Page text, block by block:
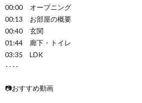
00:00 オープニング
00:13 お部屋の概要
00:40 玄関
01:44 廊下・トイレ
03:35 LDK
‥‥
📷おすすめ動画